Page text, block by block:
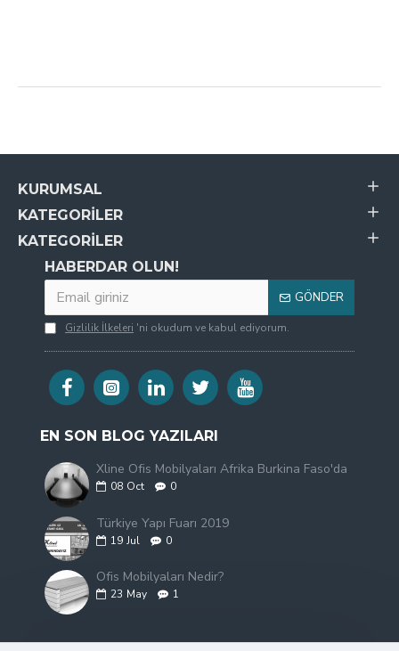
KURUMSAL
KATEGORILER
KATEGORILER
HABERDAR OLUN!
GÖNDER
Gizlilik İlkeleri 'ni okudum ve kabul ediyorum.
EN SON BLOG YAZILARI
Xline Ofis Mobilyaları Afrika Burkina Faso'da
08 Oct 0
Türkiye Yapı Fuarı 2019
19 Jul 0
Ofis Mobilyaları Nedir?
23 May 1